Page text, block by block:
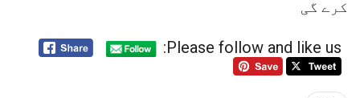
کرے گی
Please follow and like us: